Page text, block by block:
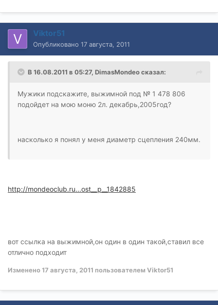
Viktor51
Опубликовано 17 августа, 2011
В 16.08.2011 в 05:27, DimasMondeo сказал:
Мужики подскажите, выжимной под № 1 478 806
подойдет на мою моню 2л. декабрь,2005год?
насколько я понял у меня диаметр сцепления 240мм.
http://mondeoclub.ru...ost__p__1842885
вот ссылка на выжимной,он один в один такой,ставил все
отлично подходит
Изменено17 августа, 2011 пользователем Viktor51